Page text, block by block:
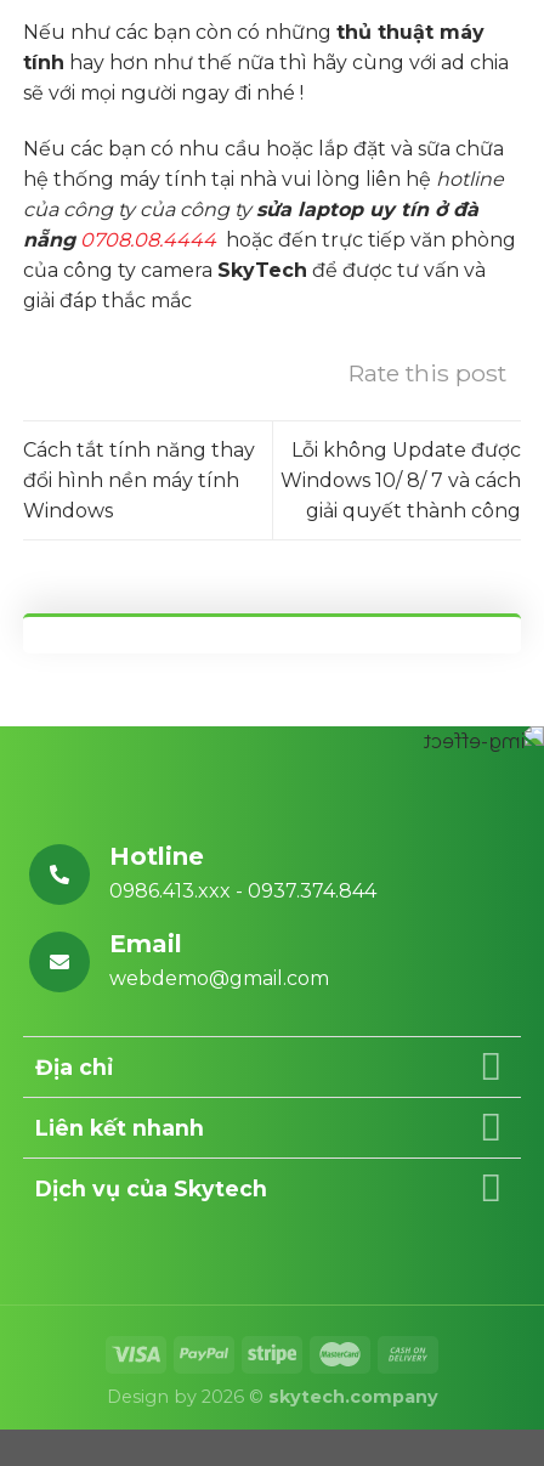
Nếu như các bạn còn có nhữngthủ thuật máy
tính hay hơn như thế nữa thì hãy cùng với ad chia
sẽ với mọi người ngay đi nhé !
Nếu các bạn có nhu cầu hoặc lắp đặt và sữa chữa
hệ thống máy tính tại nhà vui lòng liên hệ hotline
của công ty của công tysửa laptop uy tín ở đà
nẵng 0708.08.4444 hoặc đến trực tiếp văn phòng
của công ty camera SkyTech để được tư vấn và
giải đáp thắc mắc
Rate this post
Cách tắt tính năng thay
đổi hình nền máy tính
Windows
Lỗi không Update được
Windows 10/ 8/ 7 và cách
giải quyết thành công
Hotline
0986.413.xxx - 0937.374.844
Email
webdemo@gmail.com
Địa chỉ
Liên kết nhanh
Dịch vụ của Skytech
Design by 2026 © skytech.company